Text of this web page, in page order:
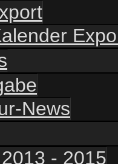
News
- 2015